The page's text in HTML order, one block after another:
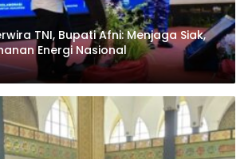
TNI, Bupati Afni: Menjaga Siak,
Energi Nasional